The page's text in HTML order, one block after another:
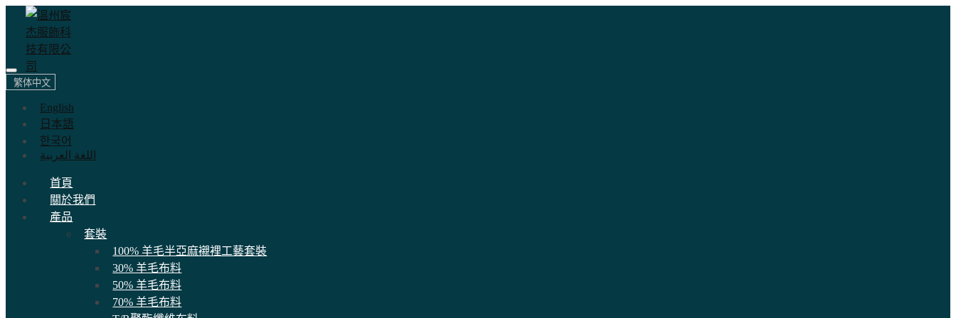
繁体中文
English
日本語
한국어
اللغة العربية
首頁
關於我們
產品
套裝
100% 羊毛半亞麻襯裡工藝套裝
30% 羊毛布料
50% 羊毛布料
70% 羊毛布料